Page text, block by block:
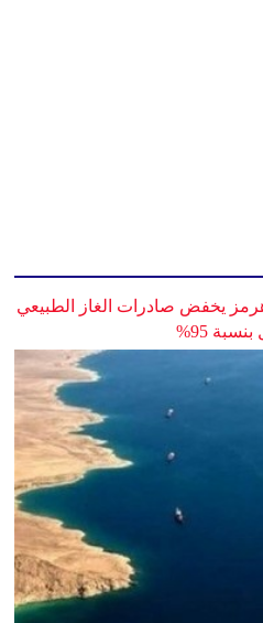
يخفض صادرات الغاز الطبيعي
95%